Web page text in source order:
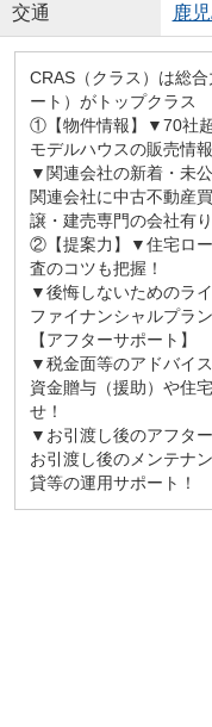
交通 鹿
CRAS（クラス）は総
ート）がトップクラス
①【物件情報】▼70社
モデルハウスの販売情
▼関連会社の新着・未
関連会社に中古不動産
譲・建売専門の会社有り
②【提案力】▼住宅ロー
査のコツも把握！
▼後悔しないためのラ
ファイナンシャルプラ
【アフターサポート】
▼税金面等のアドバイス
資金贈与（援助）や住
せ！
▼お引渡し後のアフタ
お引渡し後のメンテナ
貸等の運用サポート！